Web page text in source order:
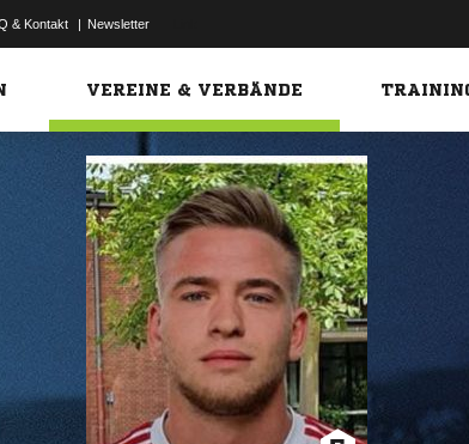
& Kontakt | Newsletter
VEREINE & VERBÄNDE